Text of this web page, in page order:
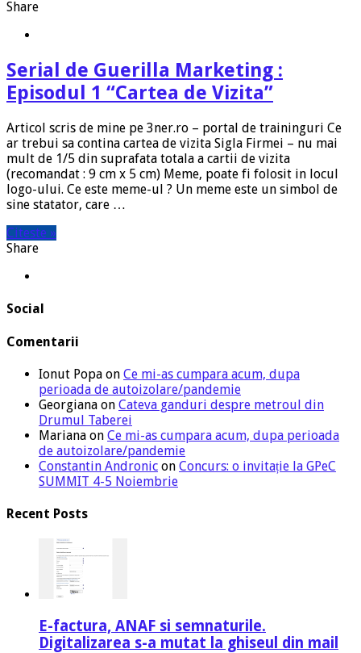
Share
Serial de Guerilla Marketing :
Episodul 1 “Cartea de Vizita”
Articol scris de mine pe 3ner.ro – portal de traininguri Ce
ar trebui sa contina cartea de vizita Sigla Firmei – nu mai
mult de 1/5 din suprafata totala a cartii de vizita
(recomandat : 9 cm x 5 cm) Meme, poate fi folosit in locul
logo-ului. Ce este meme-ul ? Un meme este un simbol de
sine statator, care …
Citeste »
Share
Social
Comentarii
Ionut Popa on Ce mi-as cumpara acum, dupa
perioada de autoizolare/pandemie
Georgiana on Cateva ganduri despre metroul din
Drumul Taberei
Mariana on Ce mi-as cumpara acum, dupa perioada
de autoizolare/pandemie
Constantin Andronic on Concurs: o invitație la GPeC
SUMMIT 4-5 Noiembrie
Recent Posts
E-factura, ANAF si semnaturile.
Digitalizarea s-a mutat la ghiseul din mail